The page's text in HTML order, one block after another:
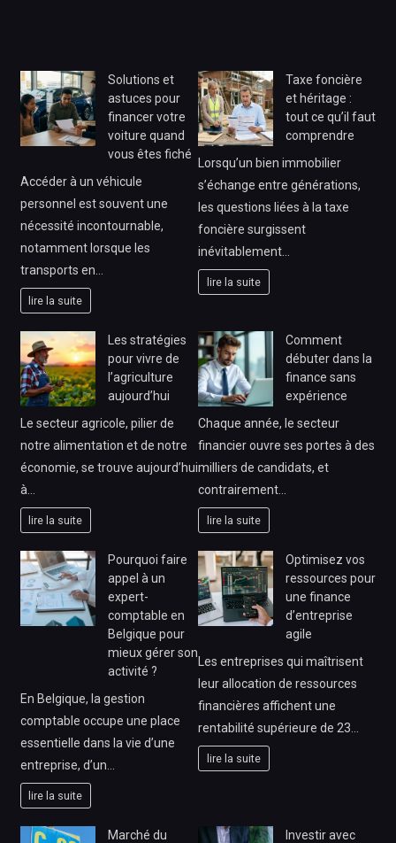
Solutions et
astuces pour
financer votre
voiture quand
vous êtes fiché
Accéder à un véhicule
personnel est souvent une
nécessité incontournable,
notamment lorsque les
transports en…
lire la suite
Taxe foncière
et héritage :
tout ce qu’il faut
comprendre
Lorsqu’un bien immobilier
s’échange entre générations,
les questions liées à la taxe
foncière surgissent
inévitablement…
lire la suite
Les stratégies
pour vivre de
l’agriculture
aujourd’hui
Le secteur agricole, pilier de
notre alimentation et de notre
économie, se trouve aujourd’hui
à…
lire la suite
Comment
débuter dans la
finance sans
expérience
Chaque année, le secteur
financier ouvre ses portes à des
milliers de candidats, et
contrairement…
lire la suite
Pourquoi faire
appel à un
expert-
comptable en
Belgique pour
mieux gérer son
activité ?
En Belgique, la gestion
comptable occupe une place
essentielle dans la vie d’une
entreprise, d’un…
lire la suite
Optimisez vos
ressources pour
une finance
d’entreprise
agile
Les entreprises qui maîtrisent
leur allocation de ressources
financières affichent une
rentabilité supérieure de 23…
lire la suite
Marché du Investir avec